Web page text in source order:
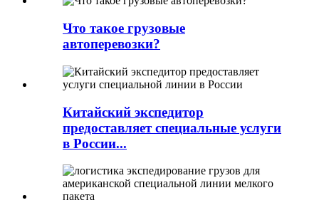
Что такое грузовые
автоперевозки?
Китайский экспедитор
предоставляет специальные услуги
в России...